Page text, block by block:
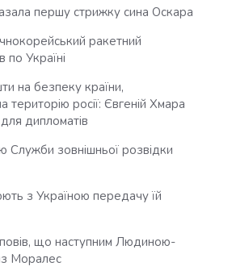
першу стрижку сина Оскара
ракетний
по Україні
на безпеку країни,
територію росії: Євгеній Хмара
дипломатів
Служби зовнішньої розвідки
з Україною передачу їй
що наступним Людиною-
Моралес